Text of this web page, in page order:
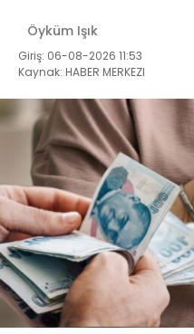
Öyküm Işık
Giriş: 06-08-2026 11:53
Kaynak: HABER MERKEZI